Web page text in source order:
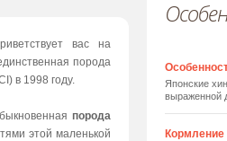
вас на
порода
в 1998 году.
порода
этой маленькой
Японские
выраженной
Кормление